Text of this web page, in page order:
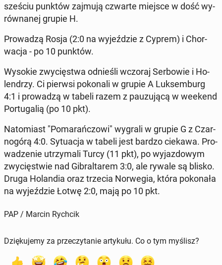
sześciu punktów zajmują czwarte miejsce w dość wy­
rów­na­nej grupie H.
Pro­wa­dzą Rosja (2:0 na wy­jeź­dzie z Cyprem) i Chor­
wa­cja - po 10 punktów.
Wysokie zwy­cię­stwa od­nie­śli wczoraj Ser­bo­wie i Ho­
len­drzy. Ci pierwsi po­ko­na­li w grupie A Luk­sem­burg
4:1 i pro­wa­dzą w tabeli razem z pau­zu­ją­cą w weekend
Por­tu­ga­lią (po 10 pkt).
Na­to­miast "Po­ma­rań­czo­wi" wygrali w grupie G z Czar­
no­gó­rą 4:0. Sy­tu­acja w tabeli jest bardzo ciekawa. Pro­
wa­dze­nie utrzy­ma­li Turcy (11 pkt), po wy­jaz­do­wym
zwy­cię­stwie nad Gi­bral­ta­rem 3:0, ale rywale są blisko.
Druga Ho­lan­dia oraz trzecia Nor­we­gia, która po­ko­na­ła
na wy­jeź­dzie Łotwę 2:0, mają po 10 pkt.
PAP / Marcin Rychcik
Dziękujemy za przeczytanie artykułu. Co o tym myślisz?